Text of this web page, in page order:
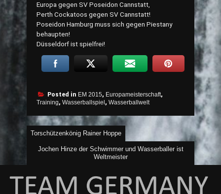
Europa gegen SV Poseidon Cannstatt,
Perth Cockatoos gegen SV Cannstatt!
Poseidon Hamburg muss sich gegen Piestany
behaupten!
Düsseldorf ist spielfrei!
Posted in EM 2015, Europameisterschaft,
Training, Wasserballspiel, Wasserballwelt
Beitragsnavigation
Torschützenkönig Rainer Hoppe
Jochen Hinze der Schwimmer und Wasserballer ist
Weltmeister